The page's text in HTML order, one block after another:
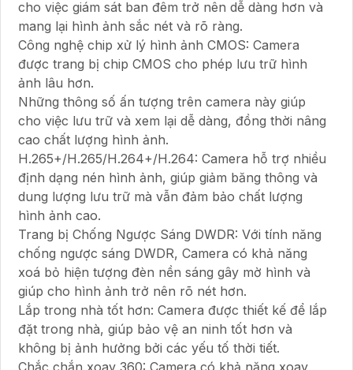
cho việc giám sát ban đêm trở nên dễ dàng hơn và
mang lại hình ảnh sắc nét và rõ ràng.
Công nghệ chip xử lý hình ảnh CMOS: Camera
được trang bị chip CMOS cho phép lưu trữ hình
ảnh lâu hơn.
Những thông số ấn tượng trên camera này giúp
cho việc lưu trữ và xem lại dễ dàng, đồng thời nâng
cao chất lượng hình ảnh.
H.265+/H.265/H.264+/H.264: Camera hỗ trợ nhiều
định dạng nén hình ảnh, giúp giảm băng thông và
dung lượng lưu trữ mà vẫn đảm bảo chất lượng
hình ảnh cao.
Trang bị Chống Ngược Sáng DWDR: Với tính năng
chống ngược sáng DWDR, Camera có khả năng
xoá bỏ hiện tượng đèn nền sáng gây mờ hình và
giúp cho hình ảnh trở nên rõ nét hơn.
Lắp trong nhà tốt hơn: Camera được thiết kế để lắp
đặt trong nhà, giúp bảo vệ an ninh tốt hơn và
không bị ảnh hưởng bởi các yếu tố thời tiết.
Chắc chắn xoay 360: Camera có khả năng xoay